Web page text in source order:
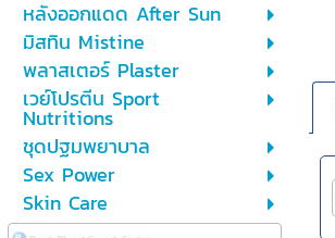
หลังออกแดด After Sun
มิสทิน Mistine
พลาสเตอร์ Plaster
เวย์โปรตีน Sport
Nutritions
ชุดปฐมพยาบาล
Sex Power
Skin Care